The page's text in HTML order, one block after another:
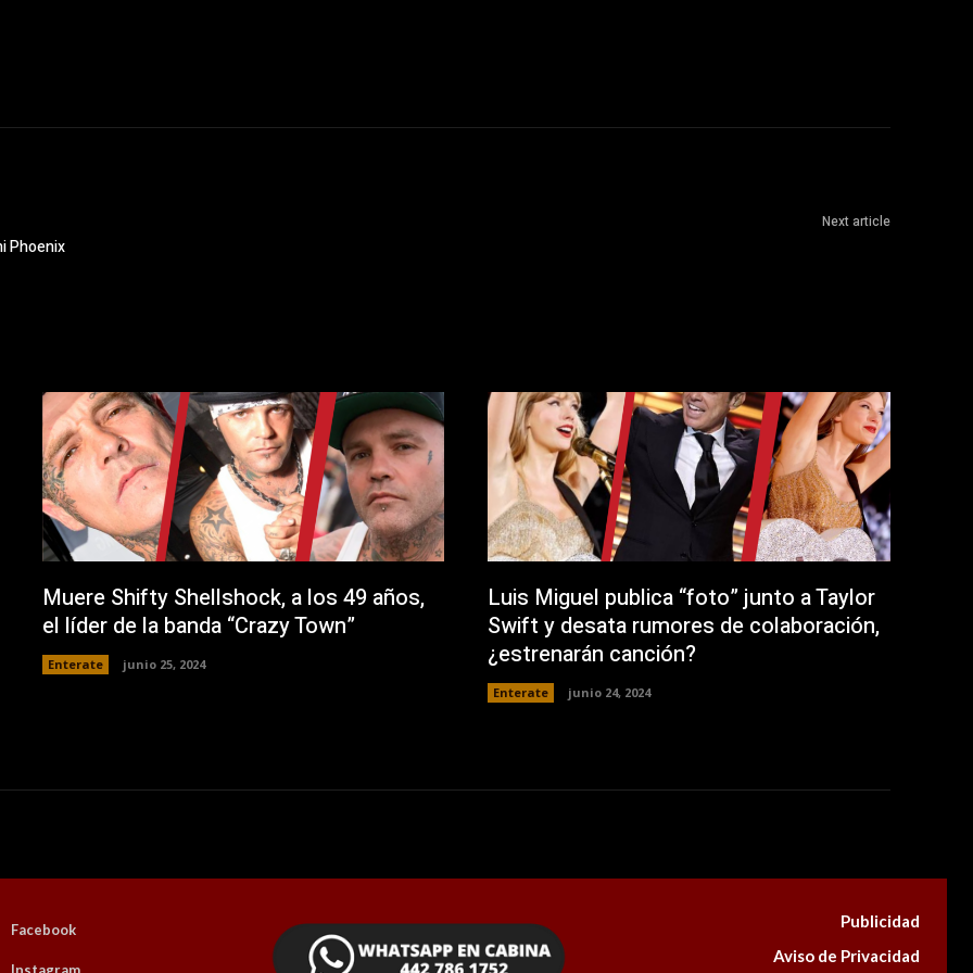
Phoenix
Next article
Muere Shifty Shellshock, a los 49 años,
el líder de la banda “Crazy Town”
Enterate junio 25, 2024
Luis Miguel publica “foto” junto a Taylor
Swift y desata rumores de colaboración,
¿estrenarán canción?
Enterate junio 24, 2024
Facebook
Publicidad
Aviso de Privacidad